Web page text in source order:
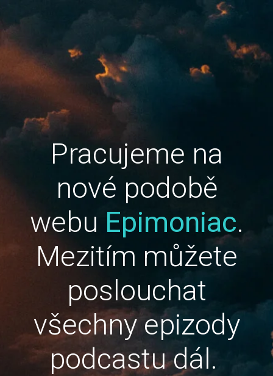
Pracujeme na
nové podobě
webu Epimoniac.
Mezitím můžete
poslouchat
všechny epizody
podcastu dál.